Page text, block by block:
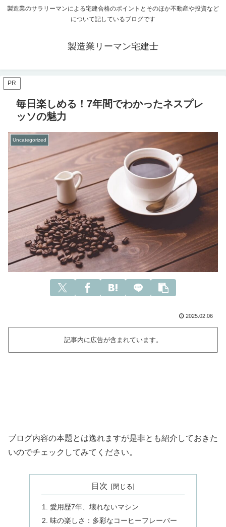
製造業のサラリーマンによる宅建合格のポイントとそのほか不動産や投資など
について記しているブログです
製造業リーマン宅建士
PR
毎日楽しめる！7年間でわかったネスプレ
ッソの魅力
Uncategorized
2025.02.06
記事内に広告が含まれています。
ブログ内容の本題とは逸れますが是非とも紹介しておきた
いのでチェックしてみてください。
目次
愛用歴7年、壊れないマシン
味の楽しさ：多彩なコーヒーフレーバー